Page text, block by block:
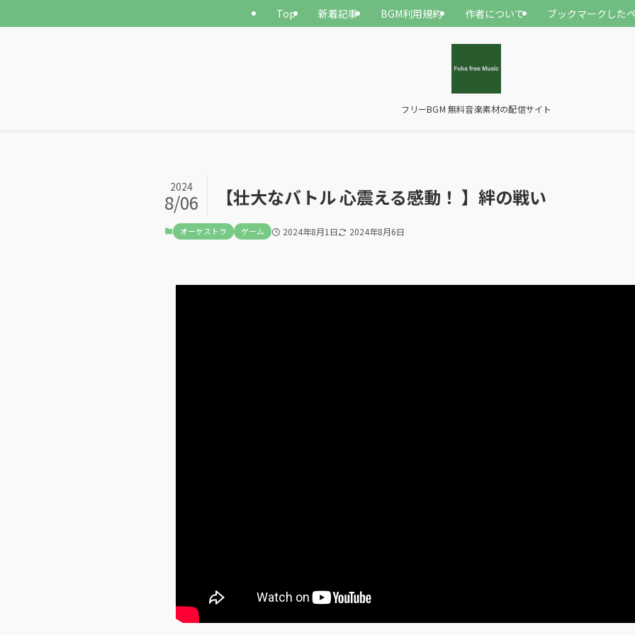
フリーBGM 無料音楽素材の配信サイト
Top 新着記事 BGM利用規約 作者について ブックマークした
【壮大なバトル 心震える感動！ 】絆の戦い
2024
8/06
オーケストラ ゲーム 2024年8月1日 2024年8月6日